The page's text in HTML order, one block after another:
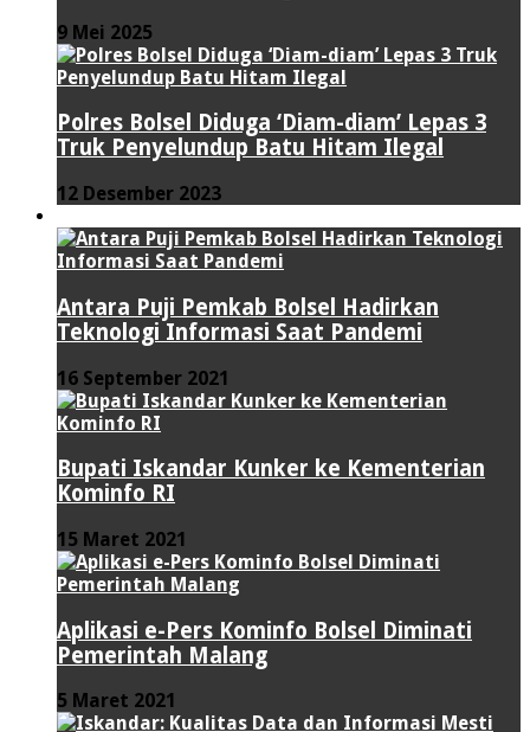
9 Mei 2025
Polres Bolsel Diduga ‘Diam-diam’ Lepas 3
Truk Penyelundup Batu Hitam Ilegal
12 Desember 2023
Antara Puji Pemkab Bolsel Hadirkan
Teknologi Informasi Saat Pandemi
16 September 2021
Bupati Iskandar Kunker ke Kementerian
Kominfo RI
15 Maret 2021
Aplikasi e-Pers Kominfo Bolsel Diminati
Pemerintah Malang
5 Maret 2021